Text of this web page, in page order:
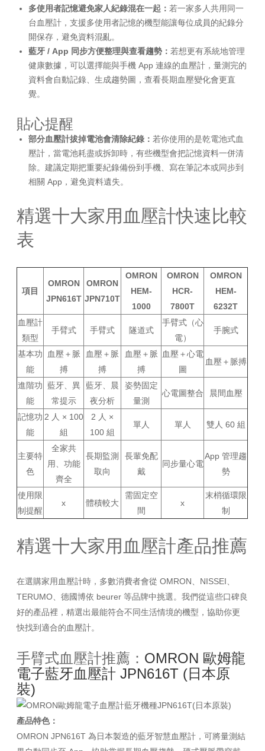
多使用者記憶避免家人紀錄混在一起：若一家多人共用同一
台血壓計，支援多使用者記憶的機型能讓每位成員的紀錄分
開保存，避免資料混亂。
藍牙 / App 同步方便整理與查看趨勢：若想更有系統地管理
健康數據，可以選擇能與手機 App 連線的血壓計，量測完的
資料會自動記錄、生成趨勢圖，查看長期血壓變化會更直
覺。
貼心提醒
部分血壓計拔掉電池會清除紀錄：若你使用的是乾電池式血
壓計，當電池耗盡或拆卸時，有些機型會把記憶資料一併清
除。建議定期把重要紀錄備份到手機、寫在筆記本或同步到
相關 App，避免資料遺失。
精選十大家用血壓計快速比較
表
項目
OMRON
JPN616T
OMRON
JPN710T
OMRON
HEM-
1000
OMRON
HCR-
7800T
OMRON
HEM-
6232T
血壓計
類型
手臂式 手臂式 隧道式
手臂式（心
電）
手腕式
基本功
能
血壓＋脈
搏
血壓＋脈
搏
血壓＋脈
搏
血壓＋心電
圖
血壓＋脈搏
進階功
能
藍牙、異
常提示
藍牙、晨
夜分析
姿勢固定
量測
心電圖整合 晨間血壓
記憶功
能
2 人 × 100
組
2 人 ×
100 組
單人 單人 雙人 60 組
主要特
色
全家共
用、功能
齊全
長期監測
取向
長輩免配
戴
同步量心電
App 管理趨
勢
使用限
制提醒
x 體積較大
需固定空
間
x
末梢循環限
制
精選十大家用血壓計產品推薦
在選購家用血壓計時，多數消費者會從 OMRON、NISSEI、
TERUMO、德國博依 beurer 等品牌中挑選。我們從這些口碑良
好的產品裡，精選出最能符合不同生活情境的機型，協助你更
快找到適合的血壓計。
手臂式血壓計推薦： OMRON 歐姆龍
電子藍牙血壓計 JPN616T (日本原
裝)
產品特色：
OMRON JPN616T 為日本製造的藍牙智慧血壓計，可將量測結